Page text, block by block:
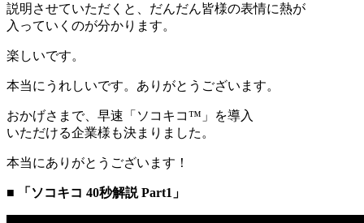
説明させていただくと、だんだん皆様の表情に熱が
入っていくのが分かります。
楽しいです。
本当にうれしいです。ありがとうございます。
おかげさまで、早速「ソコキコ™」を導入
いただける企業様も決まりました。
本当にありがとうございます！
■ 「ソコキコ 40秒解説 Part1」